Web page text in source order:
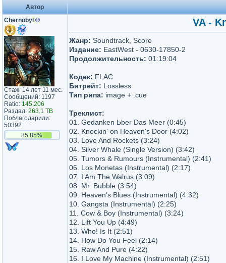
Автор
Chernobyl ®
Стаж: 14 лет 11 мес.
Сообщений: 1197
Ratio: 145.206
Раздал: 263.1 TB
Поблагодарили:
50392
85.85%
VA -
Жанр: Soundtrack, Score
Издание: EastWest - 0630-17850-2
Продолжительность: 01:19:04
Кодек: FLAC
Битрейт: Lossless
Тип рипа: image + .cue
Треклист:
01. Gedanken Ьber Das Meer (0:45)
02. Knockin' on Heaven's Door (4:02)
03. Love And Rockets (3:24)
04. Silver Whale (Single Version) (3:42)
05. Tumors & Rumours (Instrumental) (2:41)
06. Los Monetas (Instrumental) (2:17)
07. I Am The Walrus (3:09)
08. Mr. Bubble (3:54)
09. Heaven's Blues (Instrumental) (4:32)
10. Gangsta (Instrumental) (2:25)
11. Cow & Boy (Instrumental) (3:24)
12. Lift You Up (4:49)
13. Who! Is It (2:51)
14. How Do You Feel (2:14)
15. Raw And Pure (4:22)
16. I Love My Machine (Instrumental) (2:51)